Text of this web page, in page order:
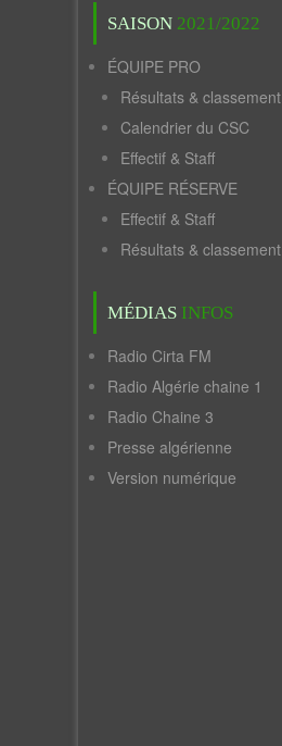
SAISON 2021/2022
ÉQUIPE PRO
Résultats & classement
Calendrier du CSC
Effectif & Staff
ÉQUIPE RÉSERVE
Effectif & Staff
Résultats & classement
MÉDIAS INFOS
Radio Cirta FM
Radio Algérie chaine 1
Radio Chaine 3
Presse algérienne
Version numérique